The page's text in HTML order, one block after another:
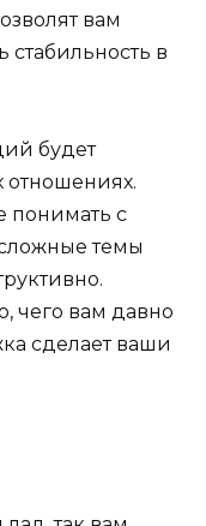
вам
стабильность в
будет
отношениях.
понимать с
темы
чего вам давно
сделает ваши